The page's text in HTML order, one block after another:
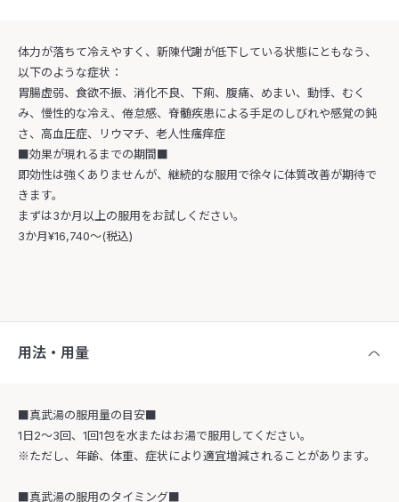
体力が落ちて冷えやすく、新陳代謝が低下している状態にともなう、
以下のような症状：
胃腸虚弱、食欲不振、消化不良、下痢、腹痛、めまい、動悸、むく
み、慢性的な冷え、倦怠感、脊髄疾患による手足のしびれや感覚の鈍
さ、高血圧症、リウマチ、老人性瘙痒症
■効果が現れるまでの期間■
即効性は強くありませんが、継続的な服用で徐々に体質改善が期待で
きます。
まずは3か月以上の服用をお試しください。
3か月¥16,740〜(税込)
用法・用量
■真武湯の服用量の目安■
1日2～3回、1回1包を水またはお湯で服用してください。
※ただし、年齢、体重、症状により適宜増減されることがあります。
■真武湯の服用のタイミング■